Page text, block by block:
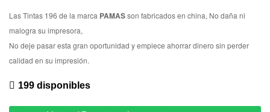
Las Tintas 196 de la marca PAMASson fabricados en china, No daña ni
malogra su impresora,
No deje pasar esta gran oportunidad y empiece ahorrar dinero sin perder
calidad en su impresión.
199 disponibles